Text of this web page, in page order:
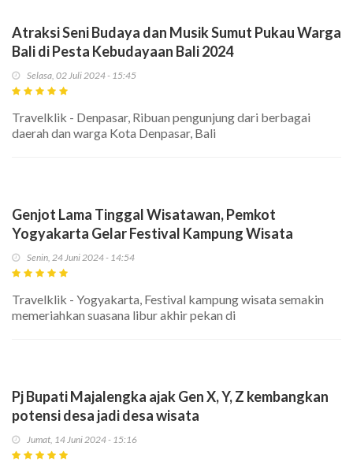
Atraksi Seni Budaya dan Musik Sumut Pukau Warga
Bali di Pesta Kebudayaan Bali 2024
Selasa, 02 Juli 2024 - 15:45
Travelklik - Denpasar, Ribuan pengunjung dari berbagai
daerah dan warga Kota Denpasar, Bali
Genjot Lama Tinggal Wisatawan, Pemkot
Yogyakarta Gelar Festival Kampung Wisata
Senin, 24 Juni 2024 - 14:54
Travelklik - Yogyakarta, Festival kampung wisata semakin
memeriahkan suasana libur akhir pekan di
Pj Bupati Majalengka ajak Gen X, Y, Z kembangkan
potensi desa jadi desa wisata
Jumat, 14 Juni 2024 - 15:16